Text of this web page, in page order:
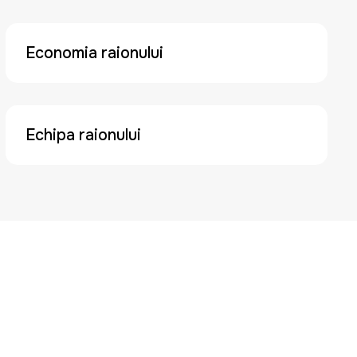
Economia raionului
Echipa raionului